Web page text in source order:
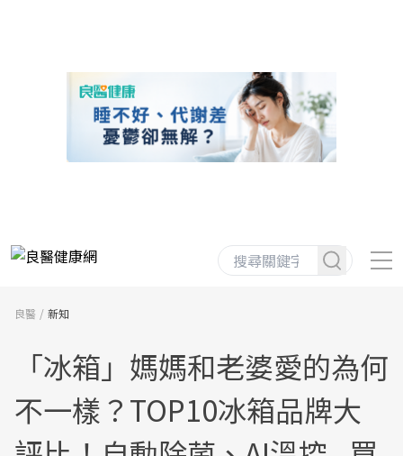
良醫 新知
「冰箱」媽媽和老婆愛的為何
不一樣？TOP10冰箱品牌大